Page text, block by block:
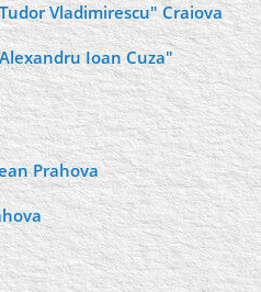
Vladimirescu" Craiova
Ioan Cuza"
Prahova